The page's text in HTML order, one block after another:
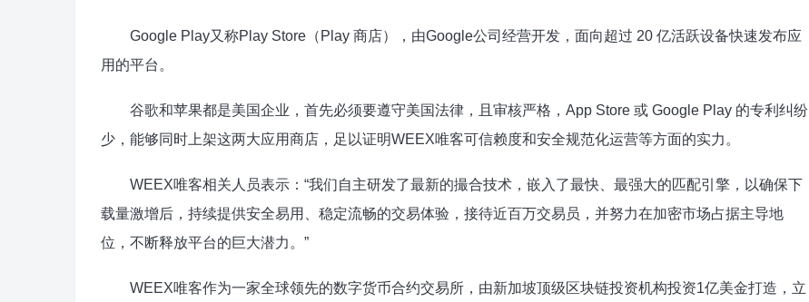
Google Play又称Play Store（Play 商店），由Google公司经营开发，面向超过 20 亿活跃设备快速发布应
用的平台。
谷歌和苹果都是美国企业，首先必须要遵守美国法律，且审核严格，App Store 或 Google Play 的专利纠纷
少，能够同时上架这两大应用商店，足以证明WEEX唯客可信赖度和安全规范化运营等方面的实力。
WEEX唯客相关人员表示：“我们自主研发了最新的撮合技术，嵌入了最快、最强大的匹配引擎，以确保下
载量激增后，持续提供安全易用、稳定流畅的交易体验，接待近百万交易员，并努力在加密市场占据主导地
位，不断释放平台的巨大潜力。”
WEEX唯客作为一家全球领先的数字货币合约交易所，由新加坡顶级区块链投资机构投资1亿美金打造，立